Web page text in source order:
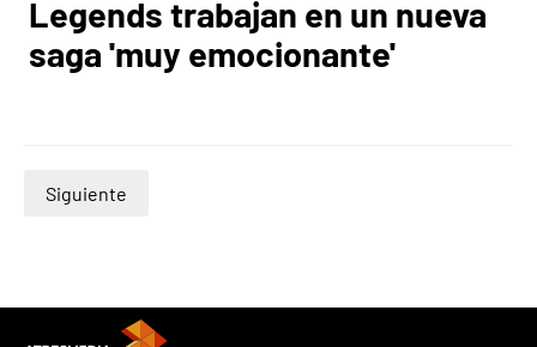
Legends trabajan en un nueva
saga 'muy emocionante'
Siguiente